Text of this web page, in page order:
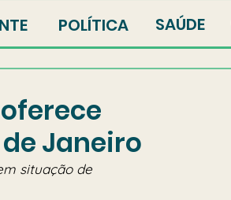
POLÍTICA SAÚDE
Janeiro
situação de